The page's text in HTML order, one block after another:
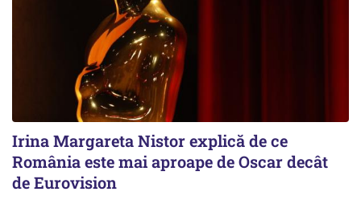
Irina Margareta Nistor explică de ce
România este mai aproape de Oscar decât
de Eurovision